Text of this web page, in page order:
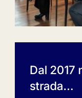
Dal 2017
strada…